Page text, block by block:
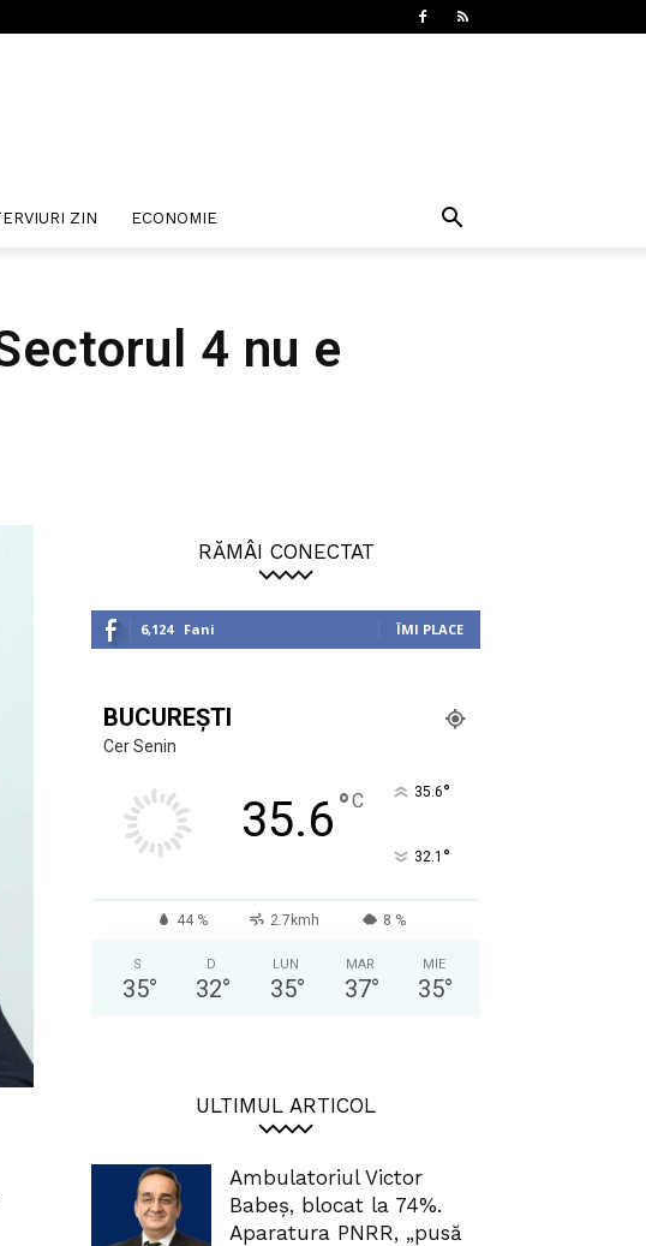
ZIN ECONOMIE
4 nu e
RĂMÂI CONECTAT
6,124 Fani ÎMI PLACE
BUCUREȘTI
Cer Senin
35.6°C 35.6°
32.1 °
44 % 2.7kmh 8 %
S
35°
D
32°
LUN
35°
MAR
37°
MIE
35°
ULTIMUL ARTICOL
Ambulatoriul Victor
Babeș, blocat la 74%.
Aparatura PNRR, „pusă